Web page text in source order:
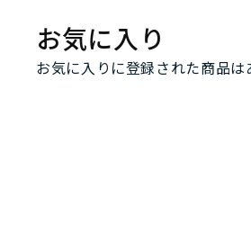
お気に入り
お気に入りに登録された商品は